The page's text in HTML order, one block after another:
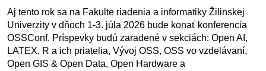
Aj tento rok sa na Fakulte riadenia a informatiky Žilinskej
Univerzity v dňoch 1-3. júla 2026 bude konať konferencia
OSSConf. Príspevky budú zaradené v sekciách: Open AI,
LATEX, R a ich priatelia, Vývoj OSS, OSS vo vzdelávaní,
Open GIS & Open Data, Open Hardware a